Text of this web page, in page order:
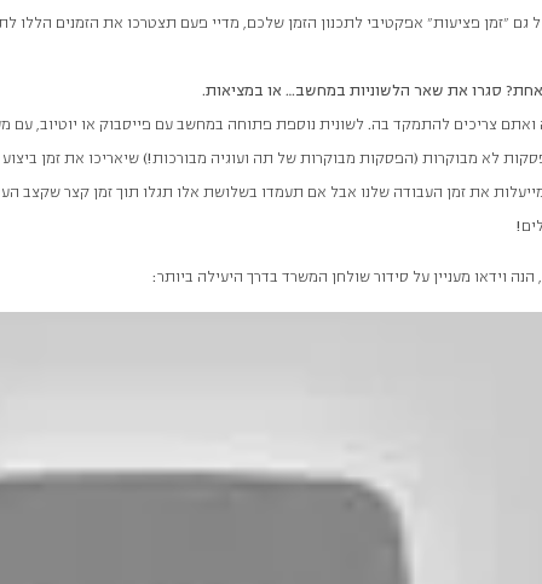
גם "זמן פציעות" אפקטיבי לתכנון הזמן שלכם, מדיי פעם תצטרכו את הזמנים הללו
סגרו את שאר הלשוניות במחשב… או במציאות.
צריכים להתמקד בה. לשונית נוספת פתוחה במחשב עם פייסבוק או יוטיוב, עם
לא מבוקרות (הפסקות מבוקרות של תה ועוגיה מבורכות!) שיאריכו את זמן
את זמן העבודה שלנו אבל אם תעמדו בשלושת אלו תגלו תוך זמן קצר שקצב
וידאו מעניין על סידור שולחן המשרד בדרך היעילה ביותר: